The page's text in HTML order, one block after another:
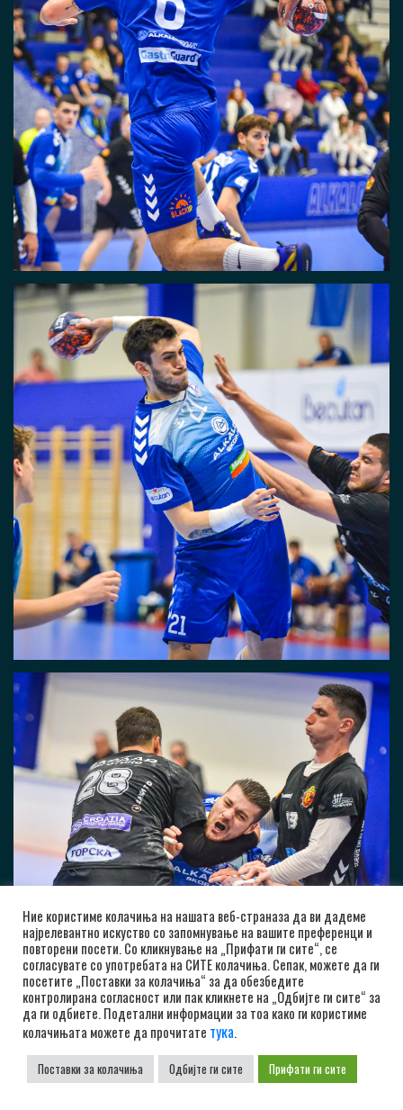
Ние користиме колачиња на нашата веб-страназа да ви дадеме
најрелевантно искуство со запомнување на вашите преференци и
повторени посети. Со кликнување на „Прифати ги сите“, се
согласувате со употребата на СИТЕ колачиња. Сепак, можете да ги
посетите „Поставки за колачиња“ за да обезбедите
контролирана согласност или пак кликнете на „Одбијте ги сите“ за
да ги одбиете. Подетални информации за тоа како ги користиме
колачињата можете да прочитате тука.
Поставки за колачиња Одбијте ги сите Прифати ги сите